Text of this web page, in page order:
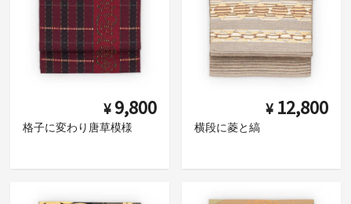
¥ 9,800
格子に変わり唐草模様
¥ 12,800
横段に菱と縞